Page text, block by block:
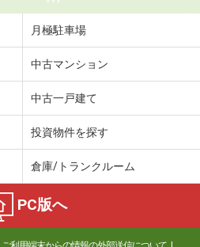
万円
万円
島県広島市中区舟入町
月極駐車場
中古マンション
中古一戸建て
投資物件を探す
倉庫/トランクルーム
PC版へ